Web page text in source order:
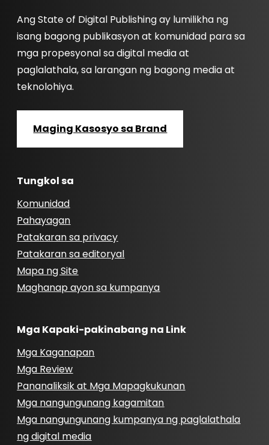
Ang State of Digital Publishing ay lumilikha ng
isang bagong publikasyon at komunidad para sa
mga propesyonal sa digital media at
paglalathala, sa larangan ng bagong media at
teknolohiya.
Maging Kasosyo sa Brand
Tungkol sa
Komunidad
Pahayagan
Patakaran sa privacy
Patakaran sa editoryal
Mapa ng Site
Maghanap ayon sa kumpanya
Mga Kapaki-pakinabang na Link
Mga Kaganapan
Mga Review
Pananaliksik at Mga Mapagkukunan
Mga nangungunang kagamitan
Mga nangungunang kumpanya ng paglalathala
ng digital media